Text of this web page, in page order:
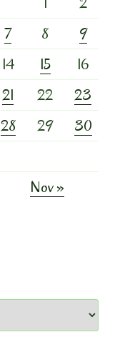
7 8
9
14 15
16
21 22
23
28 29
30
Nov »